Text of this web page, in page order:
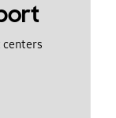
centers